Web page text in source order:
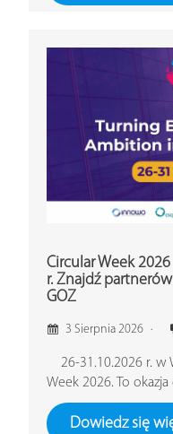
Circular Week
r. Znajdź
GOZ
3 Sierpnia 2026
26-31.10.2026 r. w
Week 2026. To
Dowiedz się